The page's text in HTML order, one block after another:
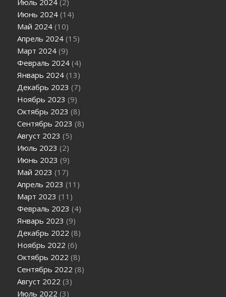
Июнь 2024 (14)
Май 2024 (10)
Апрель 2024 (15)
Март 2024 (9)
Февраль 2024 (4)
Январь 2024 (13)
Декабрь 2023 (7)
Ноябрь 2023 (9)
Октябрь 2023 (8)
Сентябрь 2023 (8)
Август 2023 (5)
Июль 2023 (2)
Июнь 2023 (9)
Май 2023 (17)
Апрель 2023 (11)
Март 2023 (11)
Февраль 2023 (4)
Январь 2023 (9)
Декабрь 2022 (8)
Ноябрь 2022 (6)
Октябрь 2022 (8)
Сентябрь 2022 (8)
Август 2022 (3)
Июль 2022 (3)